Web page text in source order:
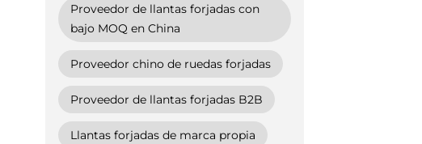
Proveedor de llantas forjadas con
bajo MOQ en China
Proveedor chino de ruedas forjadas
Proveedor de llantas forjadas B2B
Llantas forjadas de marca propia